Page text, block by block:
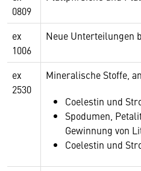
0809
ex
1006
Neue Unterteilungen
ex
2530
Mineralische Stoffe,
Coelestin und
Spodumen,
Gewinnung von
Coelestin und